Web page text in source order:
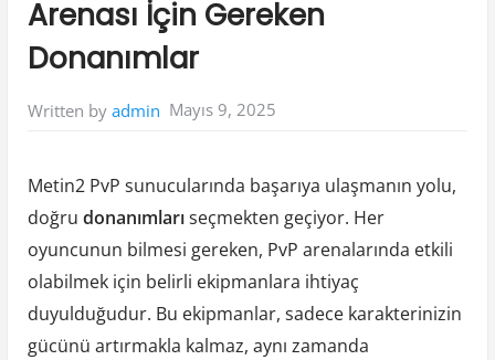
Arenası İçin Gereken
Donanımlar
Written by admin Mayıs 9, 2025
Metin2 PvP sunucularında başarıya ulaşmanın yolu,
doğru donanımlarıseçmekten geçiyor. Her
oyuncunun bilmesi gereken, PvP arenalarında etkili
olabilmek için belirli ekipmanlara ihtiyaç
duyulduğudur. Bu ekipmanlar, sadece karakterinizin
gücünü artırmakla kalmaz, aynı zamanda